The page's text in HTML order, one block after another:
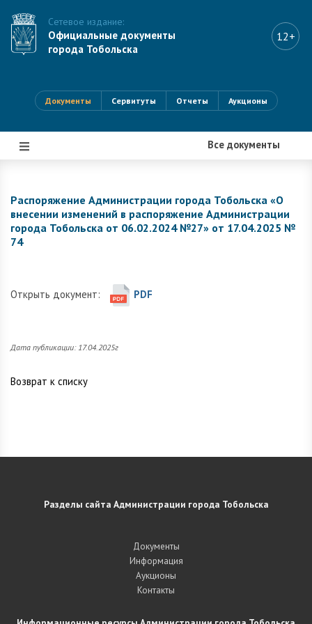
Сетевое издание:
Официальные документы
города Тобольска
12+
Документы Сервитуты Отчеты Аукционы
Все документы
|||
Распоряжение Администрации города Тобольска «О
внесении изменений в распоряжение Администрации
города Тобольска от 06.02.2024 №27» от 17.04.2025 №
74
Открыть документ: PDF
Дата публикации: 17.04.2025г
Возврат к списку
Разделы сайта Администрации города Тобольска
Документы
Информация
Аукционы
Контакты